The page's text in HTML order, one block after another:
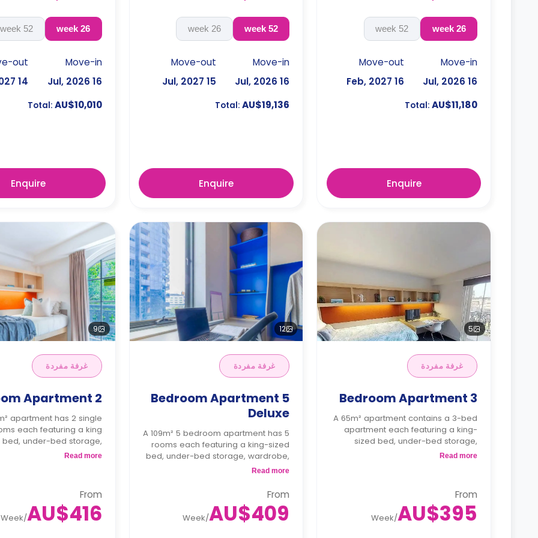
26 week
52 week
Move-in
16 Jul, 2026
Move-out
16 Feb, 2027
Total: AU$11,180
Enquire
52 week
26 week
Move-in
16 Jul, 2026
Move-out
15 Jul, 2027
Total: AU$19,136
Enquire
26 week
52 week
Move-in
16 Jul, 2026
out
14 Jan, 2027
Total: AU$10,010
Enquire
5
غرفة مفردة
3 Bedroom Apartment
A 65m² apartment contains a 3-bed
apartment each featuring a king-
sized bed, under-bed storage,
wardrobe, study area with built-in
A deposit equal to 1 week of rent.
Read more
From
AU$395
/
Week
12
غرفة مفردة
5 Bedroom Apartment
Deluxe
A 109m² 5 bedroom apartment has 5
rooms each featuring a king-sized
bed, under-bed storage, wardrobe,
study area with built-in shelves, a
shared kitchen with Refrigerator, and
A deposit equal to 1 week of rent.
Read more
From
AU$409
/
Week
9
غرفة مفردة
2 Bedroom Apartment
apartment has 2 single
each featuring a king
bed, under-bed storage,
study area with built-in
equal to 1 week of rent.
Read more
From
AU$416
/
Week